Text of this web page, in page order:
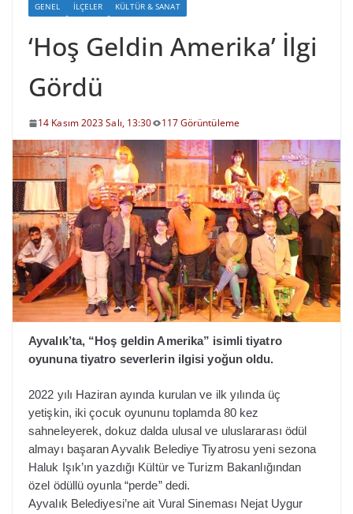
GENEL İLÇELER KÜLTÜR & SANAT
‘Hoş Geldin Amerika’ İlgi
Gördü
14 Kasım 2023 Salı, 13:30 117 Görüntüleme
Ayvalık’ta, “Hoş geldin Amerika” isimli tiyatro
oyununa tiyatro severlerin ilgisi yoğun oldu.
2022 yılı Haziran ayında kurulan ve ilk yılında üç
yetişkin, iki çocuk oyununu toplamda 80 kez
sahneleyerek, dokuz dalda ulusal ve uluslararası ödül
almayı başaran Ayvalık Belediye Tiyatrosu yeni sezona
Haluk Işık’ın yazdığı Kültür ve Turizm Bakanlığından
özel ödüllü oyunla “perde” dedi.
Ayvalık Belediyesi’ne ait Vural Sineması Nejat Uygur